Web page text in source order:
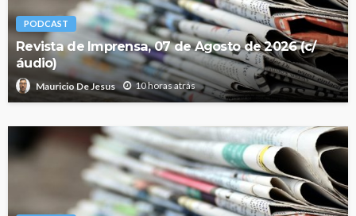
PODCAST
Revista de Imprensa, 07 de Agosto de 2026 (c/
áudio)
Mauricio De Jesus 10 horas atrás